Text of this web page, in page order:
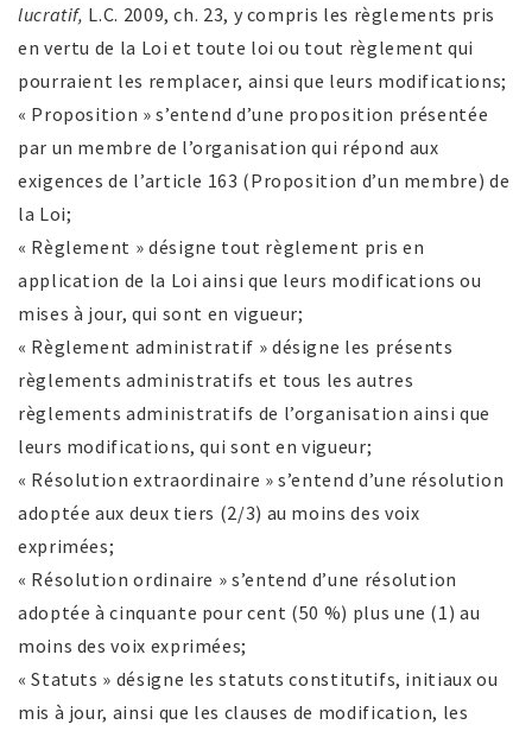
lucratif, L.C. 2009, ch. 23, y compris les règlements pris
en vertu de la Loi et toute loi ou tout règlement qui
pourraient les remplacer, ainsi que leurs modifications;
« Proposition » s’entend d’une proposition présentée
par un membre de l’organisation qui répond aux
exigences de l’article 163 (Proposition d’un membre) de
la Loi;
« Règlement » désigne tout règlement pris en
application de la Loi ainsi que leurs modifications ou
mises à jour, qui sont en vigueur;
« Règlement administratif » désigne les présents
règlements administratifs et tous les autres
règlements administratifs de l’organisation ainsi que
leurs modifications, qui sont en vigueur;
« Résolution extraordinaire » s’entend d’une résolution
adoptée aux deux tiers (2/3) au moins des voix
exprimées;
« Résolution ordinaire » s’entend d’une résolution
adoptée à cinquante pour cent (50 %) plus une (1) au
moins des voix exprimées;
« Statuts » désigne les statuts constitutifs, initiaux ou
mis à jour, ainsi que les clauses de modification, les